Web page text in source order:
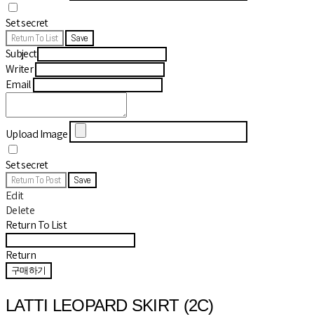
Set secret
Return To List Save
Subject
Writer
Email
Upload Image
Set secret
Return To Post Save
Edit
Delete
Return To List
Return
구매하기
LATTI LEOPARD SKIRT (2C)